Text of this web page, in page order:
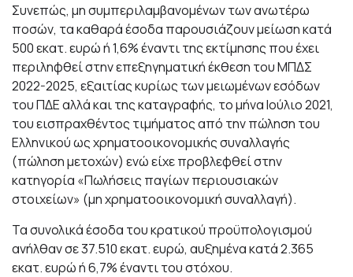
Συνεπώς, μη συμπεριλαμβανομένων των ανωτέρω
ποσών, τα καθαρά έσοδα παρουσιάζουν μείωση κατά
500 εκατ. ευρώ ή 1,6% έναντι της εκτίμησης που έχει
περιληφθεί στην επεξηγηματική έκθεση του ΜΠΔΣ
2022-2025, εξαιτίας κυρίως των μειωμένων εσόδων
του ΠΔΕ αλλά και της καταγραφής, το μήνα Ιούλιο 2021,
του εισπραχθέντος τιμήματος από την πώληση του
Ελληνικού ως χρηματοοικονομικής συναλλαγής
(πώληση μετοχών) ενώ είχε προβλεφθεί στην
κατηγορία «Πωλήσεις παγίων περιουσιακών
στοιχείων» (μη χρηματοοικονομική συναλλαγή).
Τα συνολικά έσοδα του κρατικού προϋπολογισμού
ανήλθαν σε 37.510 εκατ. ευρώ, αυξημένα κατά 2.365
εκατ. ευρώ ή 6,7% έναντι του στόχου.